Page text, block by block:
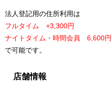
法人登記用の住所利用は
フルタイム +3,300円
ナイトタイム・時間会員 6,600円
で可能です。
店舗情報